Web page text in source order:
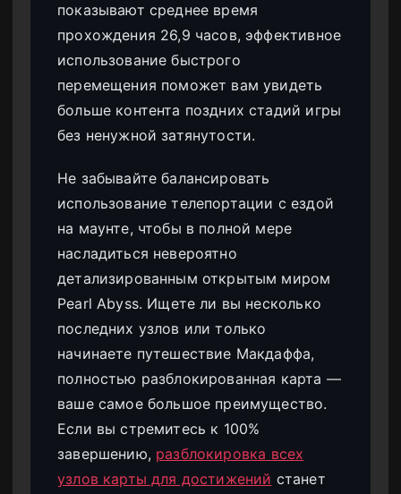
показывают среднее время
прохождения 26,9 часов, эффективное
использование быстрого
перемещения поможет вам увидеть
больше контента поздних стадий игры
без ненужной затянутости.
Не забывайте балансировать
использование телепортации с ездой
на маунте, чтобы в полной мере
насладиться невероятно
детализированным открытым миром
Pearl Abyss. Ищете ли вы несколько
последних узлов или только
начинаете путешествие Макдаффа,
полностью разблокированная карта —
ваше самое большое преимущество.
Если вы стремитесь к 100%
завершению, разблокировка всех
узлов карты для достижений станет